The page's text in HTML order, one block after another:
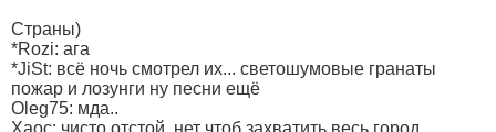
Страны)
*Rozi: ага
*JiSt: всё ночь смотрел их... светошумовые гранаты
пожар и лозунги ну песни ещё
Oleg75: мда..
Xaoc: чисто отстой, нет чтоб захватить весь город,